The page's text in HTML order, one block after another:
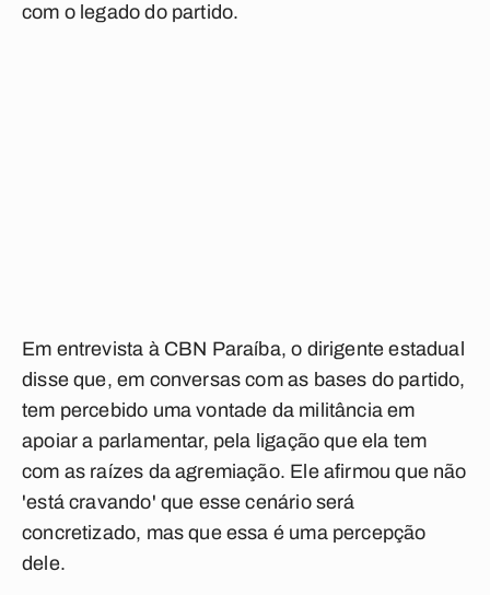
com o legado do partido.
Em entrevista à CBN Paraíba, o dirigente estadual
disse que, em conversas com as bases do partido,
tem percebido uma vontade da militância em
apoiar a parlamentar, pela ligação que ela tem
com as raízes da agremiação. Ele afirmou que não
'está cravando' que esse cenário será
concretizado, mas que essa é uma percepção
dele.